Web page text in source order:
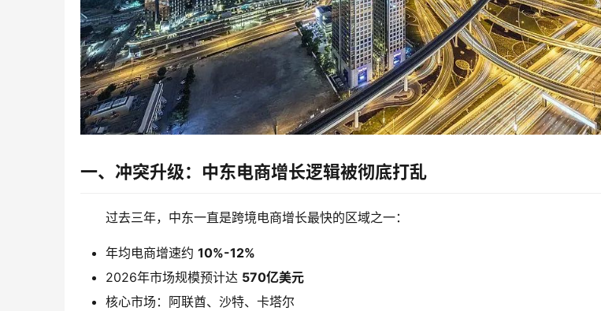
一、冲突升级：中东电商增长逻辑被彻底打乱
过去三年，中东一直是跨境电商增长最快的区域之一：
年均电商增速约 10%-12%
2026年市场规模预计达 570亿美元
核心市场：阿联酋、沙特、卡塔尔